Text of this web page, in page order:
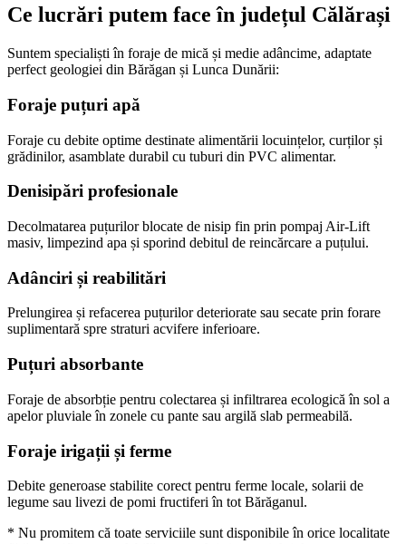
Ce lucrări putem face în județul Călărași
Suntem specialiști în foraje de mică și medie adâncime, adaptate
perfect geologiei din Bărăgan și Lunca Dunării:
Foraje puțuri apă
Foraje cu debite optime destinate alimentării locuințelor, curților și
grădinilor, asamblate durabil cu tuburi din PVC alimentar.
Denisipări profesionale
Decolmatarea puțurilor blocate de nisip fin prin pompaj Air-Lift
masiv, limpezind apa și sporind debitul de reincărcare a puțului.
Adânciri și reabilitări
Prelungirea și refacerea puțurilor deteriorate sau secate prin forare
suplimentară spre straturi acvifere inferioare.
Puțuri absorbante
Foraje de absorbție pentru colectarea și infiltrarea ecologică în sol a
apelor pluviale în zonele cu pante sau argilă slab permeabilă.
Foraje irigații și ferme
Debite generoase stabilite corect pentru ferme locale, solarii de
legume sau livezi de pomi fructiferi în tot Bărăganul.
* Nu promitem că toate serviciile sunt disponibile în orice localitate